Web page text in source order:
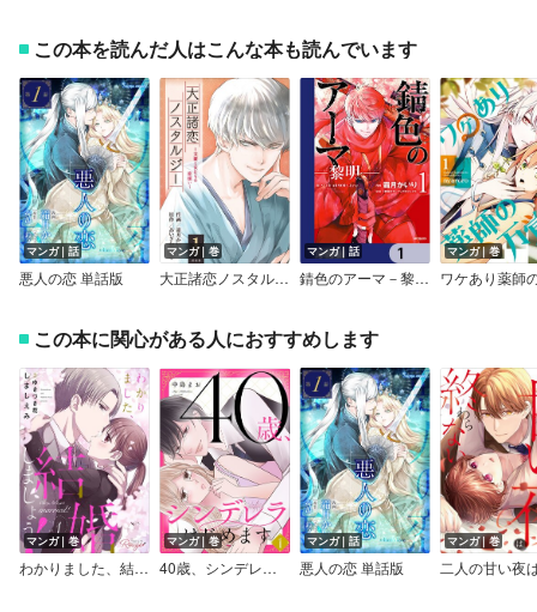
この本を読んだ人はこんな本も読んでいます
マンガ｜話
悪人の恋 単話版
マンガ｜巻
大正諸恋ノスタルジー～文豪と女たちの恋煩い～
マンガ｜話
錆色のアーマ－黎明－【分冊版】
マンガ｜巻
この本に関心がある人におすすめします
マンガ｜巻
わかりました、結婚しましょう！【合冊版】
マンガ｜巻
40歳、シンデレラはじめます【電子単行本版】
マンガ｜話
悪人の恋 単話版
マンガ｜巻